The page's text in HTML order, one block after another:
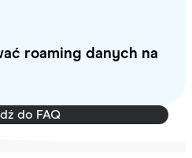
roaming danych na
do FAQ